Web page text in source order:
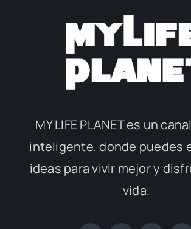
MY LIFE PLANET es un
inteligente, donde puedes
ideas para vivir mejor y
vida.